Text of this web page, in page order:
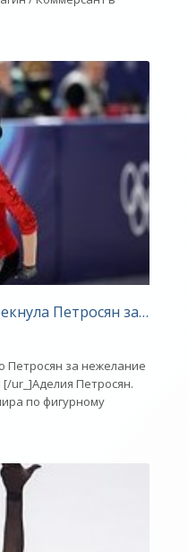
Петросян за
за нежелание
ur_]Аделия Петросян.
по фигурному